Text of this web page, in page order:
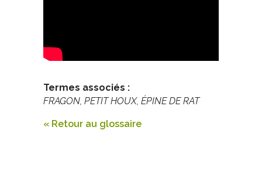
Termes associés :
FRAGON, PETIT HOUX, ÉPINE DE RAT
« Retour au glossaire